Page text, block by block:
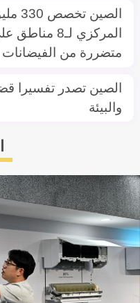
المركزي
متضررة من الفيضانات
الصين تصدر تفسيرا
والبيئة